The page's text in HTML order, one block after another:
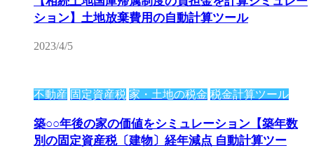
ション】土地放棄費用の自動計算ツール
2023/4/5
不動産 固定資産税 家・土地の税金 税金計算ツール
築○○年後の家の価値をシミュレーション【築年数
別の固定資産税〔建物〕経年減点 自動計算ツー